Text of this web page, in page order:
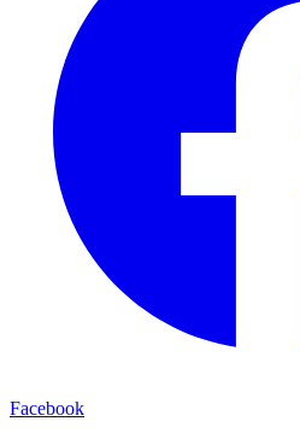
Facebook